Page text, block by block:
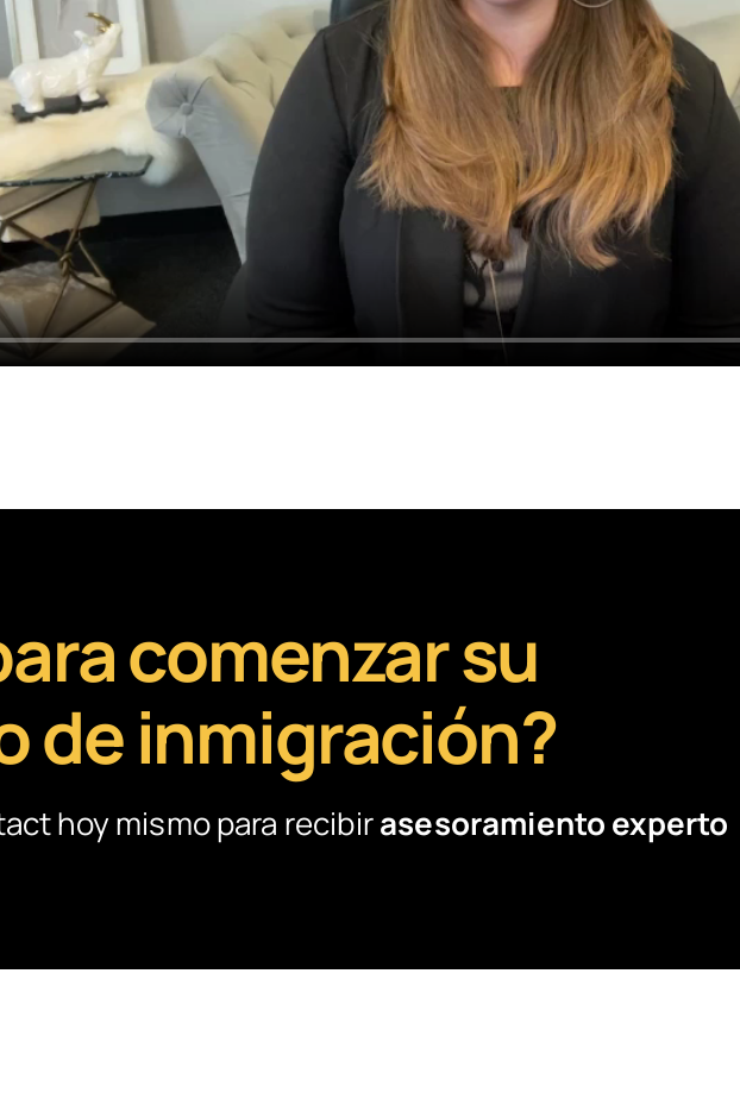
comenzar su
de inmigración?
hoy mismo para recibirasesoramiento experto